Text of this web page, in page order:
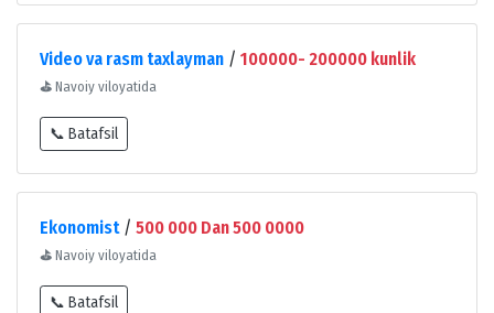
Video va rasm taxlayman / 100000- 200000 kunlik
⛳ Navoiy viloyatida
📞 Batafsil
Ekonomist/ 500 000 Dan 500 0000
⛳ Navoiy viloyatida
📞 Batafsil